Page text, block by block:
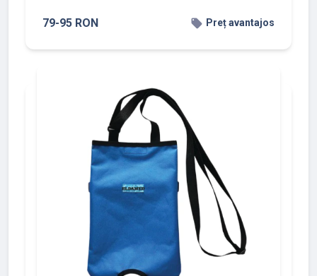
79-95 RON local_offer Preț avantajos